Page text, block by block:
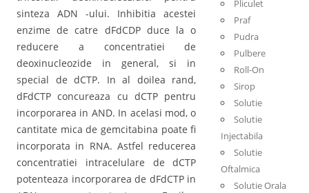
sinteza ADN -ului. Inhibitia acestei
enzime de catre dFdCDP duce la o
reducere a concentratiei de
deoxinucleozide in general, si in
special de dCTP. In al doilea rand,
dFdCTP concureaza cu dCTP pentru
incorporarea in AND. In acelasi mod, o
cantitate mica de gemcitabina poate fi
incorporata in RNA. Astfel reducerea
concentratiei intracelulare de dCTP
potenteaza incorporarea de dFdCTP in
Pliculet
Praf
Pudra
Pulbere
Roll-On
Sirop
Solutie
Solutie
Injectabila
Solutie
Oftalmica
Solutie Orala